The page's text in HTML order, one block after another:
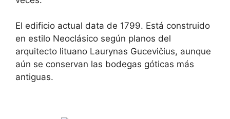
r
c
h
a
n
g
o
r
c
a
n
El edificio actual data de 1799. Está construido
en estilo Neoclásico según planos del
arquitecto lituano Laurynas Gucevičius, aunque
aún se conservan las bodegas góticas más
antiguas.